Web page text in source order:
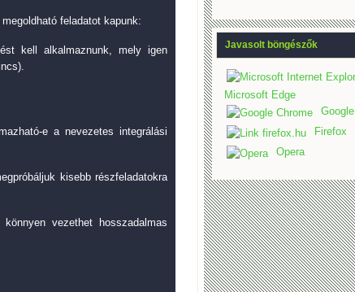
feladatot kapunk:
kell alkalmaznunk, mely igen
e a nevezetes integrálási
kisebb részfeladatokra
vezethet hosszadalmas
Javasolt böngészők
Microsoft Edge
Firefox
Opera